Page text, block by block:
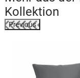
Kollektion
Previous